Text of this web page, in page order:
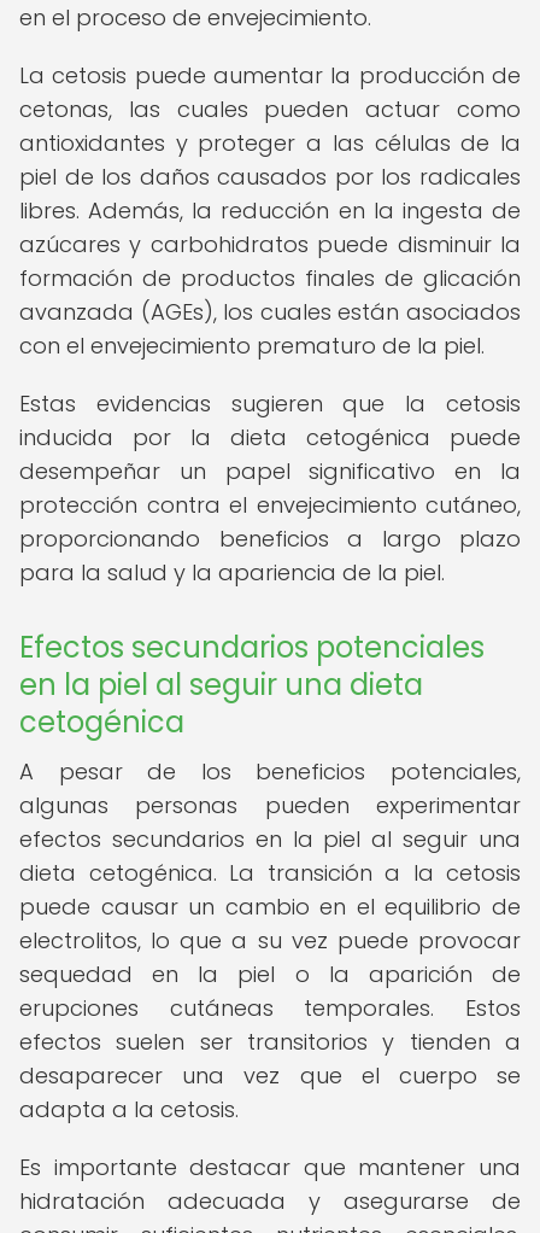
en el proceso de envejecimiento.
La cetosis puede aumentar la producción de
cetonas, las cuales pueden actuar como
antioxidantes y proteger a las células de la
piel de los daños causados por los radicales
libres. Además, la reducción en la ingesta de
azúcares y carbohidratos puede disminuir la
formación de productos finales de glicación
avanzada (AGEs), los cuales están asociados
con el envejecimiento prematuro de la piel.
Estas evidencias sugieren que la cetosis
inducida por la dieta cetogénica puede
desempeñar un papel significativo en la
protección contra el envejecimiento cutáneo,
proporcionando beneficios a largo plazo
para la salud y la apariencia de la piel.
Efectos secundarios potenciales
en la piel al seguir una dieta
cetogénica
A pesar de los beneficios potenciales,
algunas personas pueden experimentar
efectos secundarios en la piel al seguir una
dieta cetogénica. La transición a la cetosis
puede causar un cambio en el equilibrio de
electrolitos, lo que a su vez puede provocar
sequedad en la piel o la aparición de
erupciones cutáneas temporales. Estos
efectos suelen ser transitorios y tienden a
desaparecer una vez que el cuerpo se
adapta a la cetosis.
Es importante destacar que mantener una
hidratación adecuada y asegurarse de